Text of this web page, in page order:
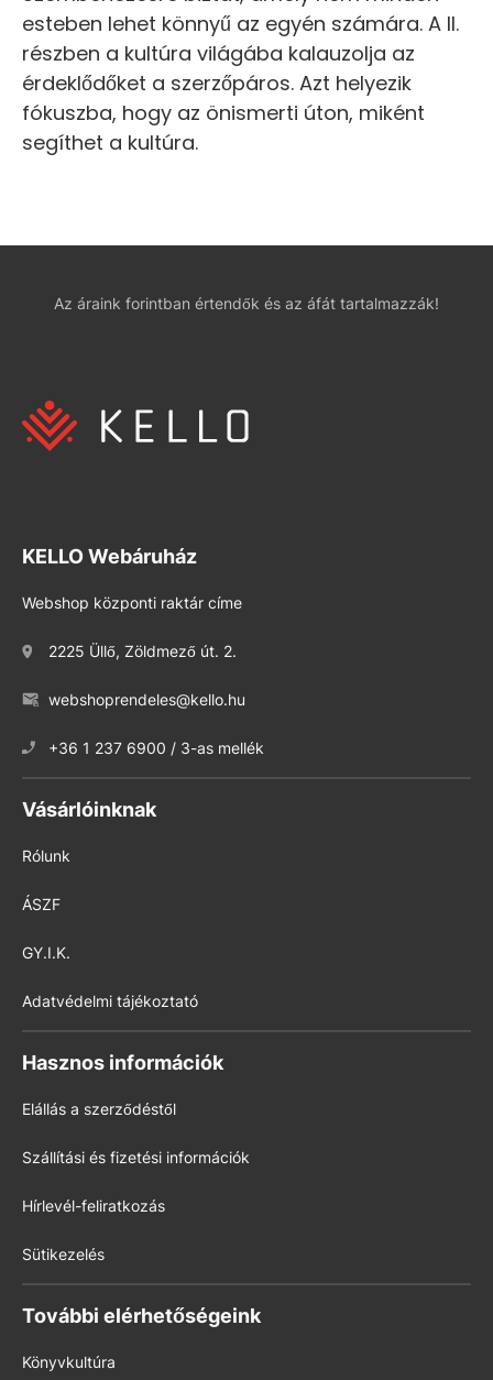
esteben lehet könnyű az egyén számára. A II.
részben a kultúra világába kalauzolja az
érdeklődőket a szerzőpáros. Azt helyezik
fókuszba, hogy az önismerti úton, miként
segíthet a kultúra.
Az áraink forintban értendők és az áfát tartalmazzák!
KELLO Webáruház
Webshop központi raktár címe
2225 Üllő, Zöldmező út. 2.
webshoprendeles@kello.hu
+36 1 237 6900 / 3-as mellék
Vásárlóinknak
Rólunk
ÁSZF
GY.I.K.
Adatvédelmi tájékoztató
Hasznos információk
Elállás a szerződéstől
Szállítási és fizetési információk
Hírlevél-feliratkozás
Sütikezelés
További elérhetőségeink
Könyvkultúra